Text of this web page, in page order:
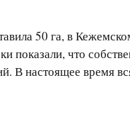
50 га, в
показали, что
В настоящее время